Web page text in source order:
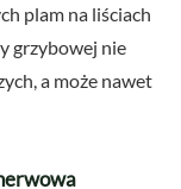
plam na liściach
grzybowej nie
a może nawet